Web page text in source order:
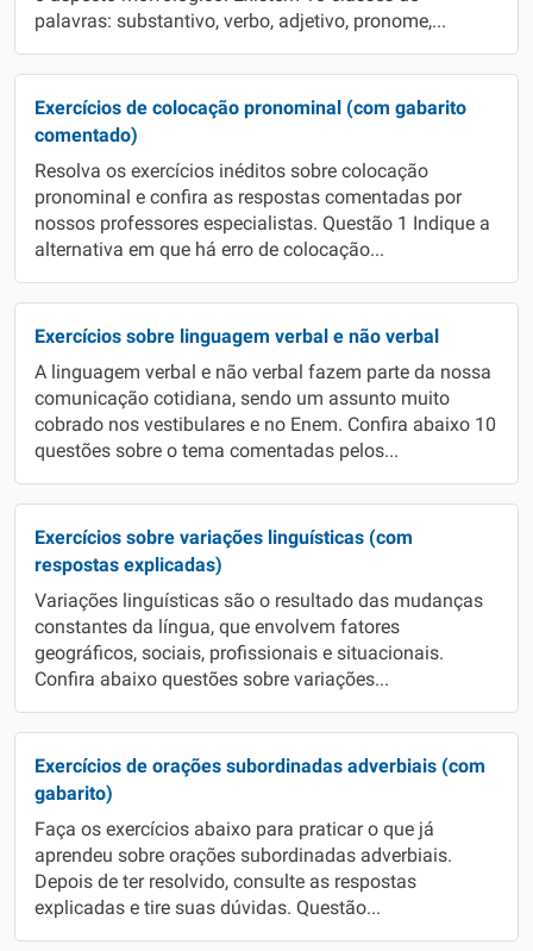
palavras: substantivo, verbo, adjetivo, pronome,...
Exercícios de colocação pronominal (com gabarito
comentado)
Resolva os exercícios inéditos sobre colocação
pronominal e confira as respostas comentadas por
nossos professores especialistas. Questão 1 Indique a
alternativa em que há erro de colocação...
Exercícios sobre linguagem verbal e não verbal
A linguagem verbal e não verbal fazem parte da nossa
comunicação cotidiana, sendo um assunto muito
cobrado nos vestibulares e no Enem. Confira abaixo 10
questões sobre o tema comentadas pelos...
Exercícios sobre variações linguísticas (com
respostas explicadas)
Variações linguísticas são o resultado das mudanças
constantes da língua, que envolvem fatores
geográficos, sociais, profissionais e situacionais.
Confira abaixo questões sobre variações...
Exercícios de orações subordinadas adverbiais (com
gabarito)
Faça os exercícios abaixo para praticar o que já
aprendeu sobre orações subordinadas adverbiais.
Depois de ter resolvido, consulte as respostas
explicadas e tire suas dúvidas. Questão...